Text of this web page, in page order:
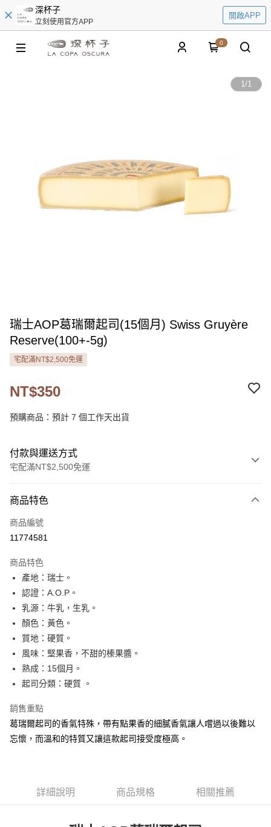
深杯子
立刻使用官方APP
開啟APP
0
1/1
瑞士AOP葛瑞爾起司(15個月) Swiss Gruyère
Reserve(100+-5g)
宅配滿NT$2,500免運
NT$350
預購商品：預計 7 個工作天出貨
付款與運送方式
宅配滿NT$2,500免運
信用卡一次付款
LINE Pay
街口支付
悠遊付
Google Pay
全盈+PAY
AFTEE先享後付
相關說明
AFTEE先享後付是「在收到商品之後才付款」的支付方式。 讓您購物簡單
便利好安心！
１．簡單：不需註冊會員、不需綁卡、不需儲值。
２．便利：只要手機號碼，簡訊認證，即可結帳。
結帳頁面，進行簡訊認證並確認金額後，即可完成結帳。
ATM／網路銀行／等多元方式進行付款，方視為交易完成。
商品特色
商品編號
11774581
商品特色
產地：瑞士。
認證：A.O.P。
乳源：牛乳，生乳。
顏色：黃色。
質地：硬質。
風味：堅果香，不甜的榛果醬。
熟成：15個月。
起司分類：硬質 。
銷售重點
葛瑞爾起司的香氣特殊，帶有點果香的細膩香氣讓人嚐過以後難以
忘懷，而溫和的特質又讓這款起司接受度極高。
詳細說明 商品規格 相關推薦